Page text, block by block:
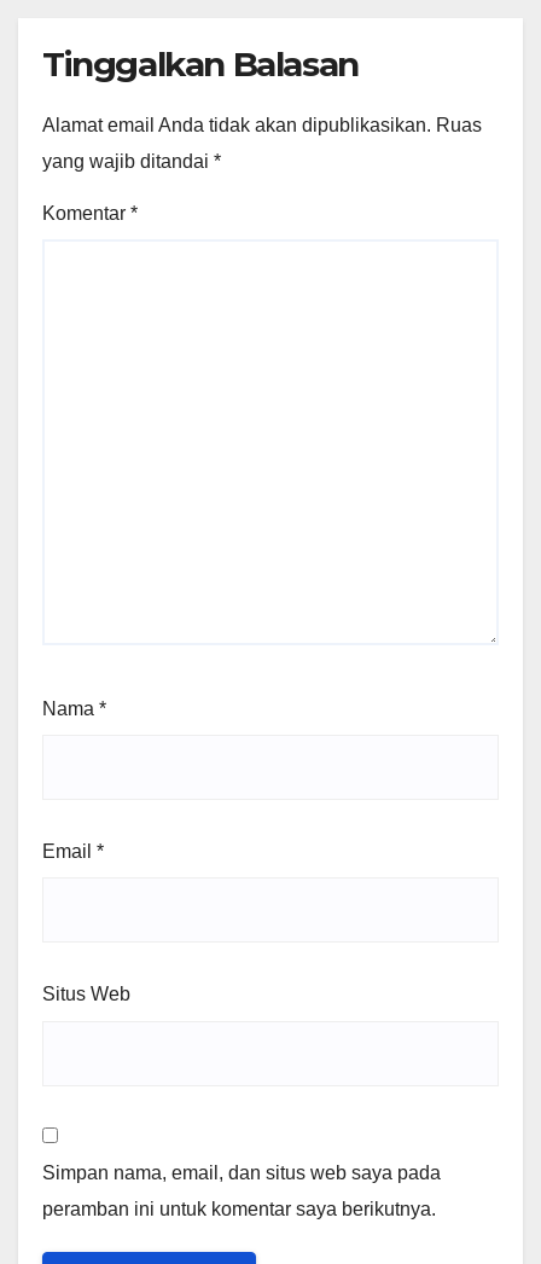
Tinggalkan Balasan
Alamat email Anda tidak akan dipublikasikan. Ruas
yang wajib ditandai *
Komentar *
Nama *
Email *
Situs Web
Simpan nama, email, dan situs web saya pada
peramban ini untuk komentar saya berikutnya.